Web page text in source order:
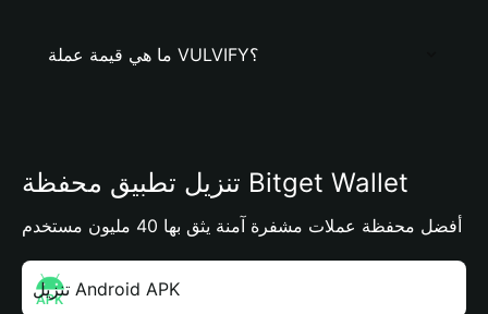
ما هي قيمة عملة VULVIFY؟
تنزيل تطبيق محفظة Bitget Wallet
أفضل محفظة عملات مشفرة آمنة يثق بها 40 مليون مستخدم
تنزيل Android APK